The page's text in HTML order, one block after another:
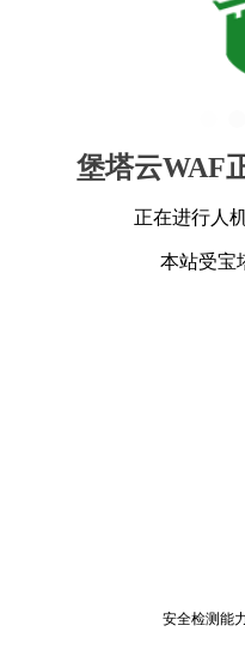
堡塔云WAF
正在进行人
本站受宝
安全检测能